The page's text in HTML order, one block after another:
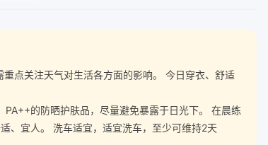
点关注天气对生活各方面的影响。 今日穿衣、舒适
的防晒护肤品，尽量避免暴露于日光下。 在晨练
、宜人。 洗车适宜，适宜洗车，至少可维持2天